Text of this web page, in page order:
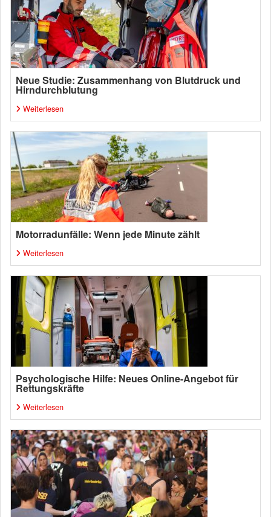
Neue Studie: Zusammenhang von Blutdruck und
Hirndurchblutung
Weiterlesen
Motorradunfälle: Wenn jede Minute zählt
Weiterlesen
Psychologische Hilfe: Neues Online-Angebot für
Rettungskräfte
Weiterlesen